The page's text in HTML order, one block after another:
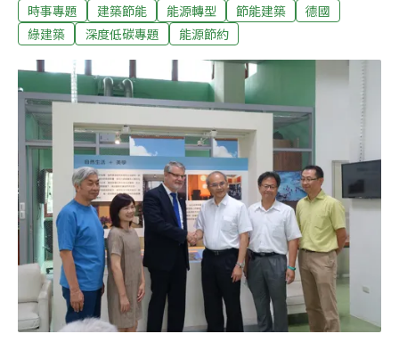
帶來年輕的活力。 這棟大樓在漢堡邦組織改造前，是規劃
作為「都市發展暨環境署」（BSU）辦公大樓[註1]，也以
的高樓建築。BSU大樓佔地2.3萬平方公尺，不僅外型耀
眼，更企圖在能效與永續指標上，成為未來都市建築的新
典範。大樓每年每平方公尺初級能源耗能僅70度，約一般
房屋的1/4，這包含了熱水、冷暖氣、電燈、甚至從電廠到
建築傳送過程中流失的電力。
時事專題 建築節能 能源轉型 節能建築
德國
綠建築
深度低碳專題 能源節約